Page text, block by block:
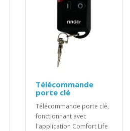
Télécommande
porte clé
Télécommande porte clé,
fonctionnant avec
l'application Comfort Life